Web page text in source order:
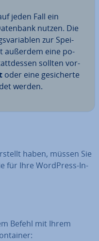
jeden Fall ein
nutzen. Die
zur Spei­
außerdem eine po­
sollten vor­
oder eine ge­si­cher­te
werden.
haben, müssen Sie
für Ihre WordPress-In­
Befehl mit Ihrem